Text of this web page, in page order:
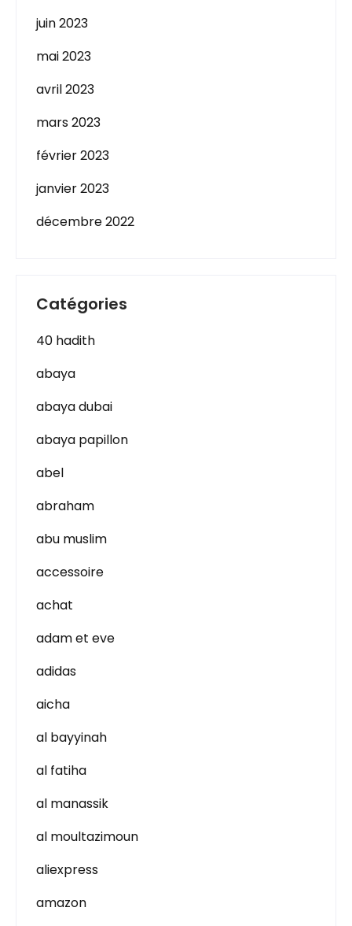
juin 2023
mai 2023
avril 2023
mars 2023
février 2023
janvier 2023
décembre 2022
Catégories
40 hadith
abaya
abaya dubai
abaya papillon
abel
abraham
abu muslim
accessoire
achat
adam et eve
adidas
aicha
al bayyinah
al fatiha
al manassik
al moultazimoun
aliexpress
amazon